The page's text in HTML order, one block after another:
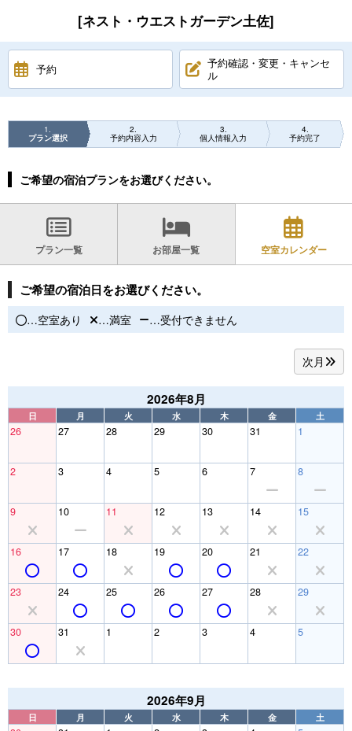
[ネスト・ウエストガーデン土佐]
予約
予約確認・変更・キャンセ
ル
1
プラン選択
2
予約内容入力
3
個人情報入力
4
予約完了
ご希望の宿泊プランをお選びください。
プラン一覧 お部屋一覧 空室カレンダー
ご希望の宿泊日をお選びください。
…空室あり …満室 …受付できません
次月
2026年8月
日 月 火 水 木 金 土
26 27 28 29 30 31 1
2 3 4 5 6 7 8
9 10 11 12 13 14 15
16 17 18 19 20 21 22
23 24 25 26 27 28 29
30 31 1 2 3 4 5
2026年9月
日 月 火 水 木 金 土